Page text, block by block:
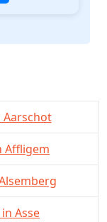
Aarschot
Affligem
Asse